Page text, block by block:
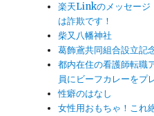
楽天Linkのメッセージ
は詐欺です！
柴又八幡神社
葛飾鳶共同組合設立記
都内在住の看護師転職
員にビーフカレーをプ
性癖のはなし
女性用おもちゃ！これ